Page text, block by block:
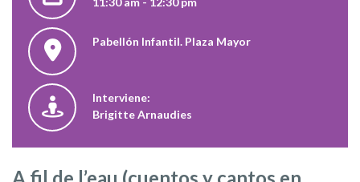
Pabellón Infantil. Plaza Mayor
Interviene:
Brigitte Arnaudies